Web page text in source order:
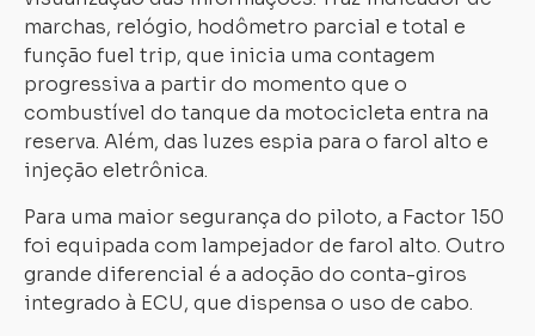
marchas, relógio, hodômetro parcial e total e
função fuel trip, que inicia uma contagem
progressiva a partir do momento que o
combustível do tanque da motocicleta entra na
reserva. Além, das luzes espia para o farol alto e
injeção eletrônica.
Para uma maior segurança do piloto, a Factor 150
foi equipada com lampejador de farol alto. Outro
grande diferencial é a adoção do conta-giros
integrado à ECU, que dispensa o uso de cabo.